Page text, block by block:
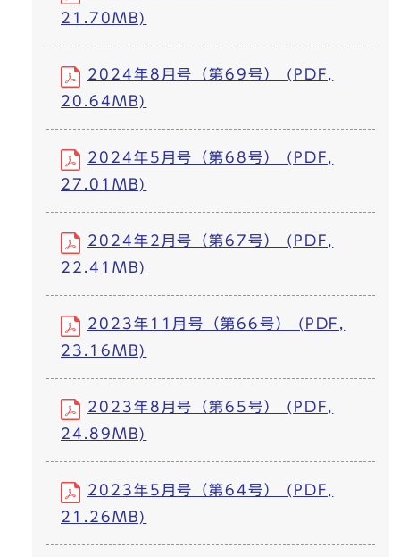
21.70MB)
2024年8月号（第69号） (PDF,
20.64MB)
2024年5月号（第68号） (PDF,
27.01MB)
2024年2月号（第67号） (PDF,
22.41MB)
2023年11月号（第66号） (PDF,
23.16MB)
2023年8月号（第65号） (PDF,
24.89MB)
2023年5月号（第64号） (PDF,
21.26MB)